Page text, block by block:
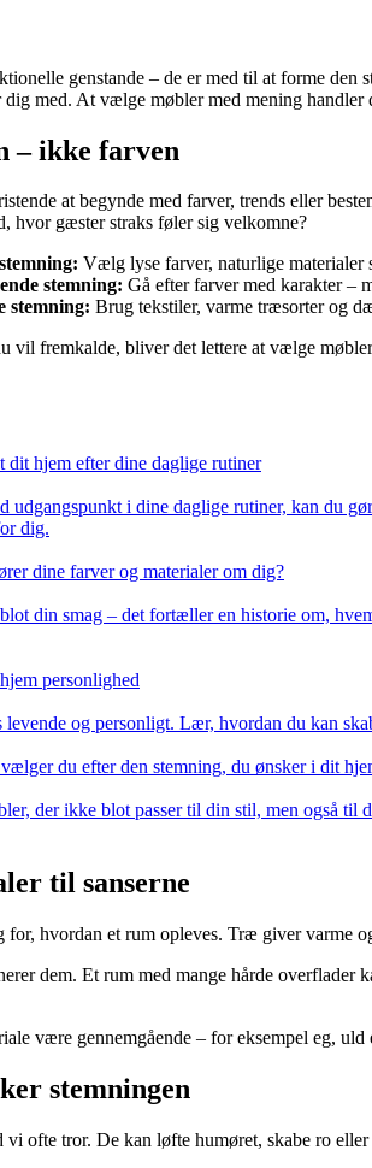
genstande – de er med til at forme
med. At vælge møbler med mening
– ikke farven
at begynde med farver, trends eller
hvor gæster straks føler sig velkomne?
Vælg lyse farver, naturlige materialer
stemning: Gå efter farver med karakter –
stemning: Brug tekstiler, varme træsorter og
vil fremkalde, bliver det lettere at vælge
dit hjem efter dine daglige rutiner
udgangspunkt i dine daglige rutiner, kan du
dig.
dine farver og materialer om dig?
din smag – det fortæller en historie om,
personlighed
og personligt. Lær, hvordan du kan
du efter den stemning, du ønsker i dit
der ikke blot passer til din stil, men også til
til sanserne
for, hvordan et rum opleves. Træ giver varme
dem. Et rum med mange hårde overflader
være gennemgående – for eksempel eg,
stemningen
vi ofte tror. De kan løfte humøret, skabe ro